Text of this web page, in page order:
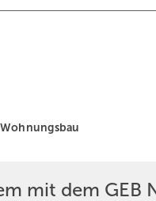
Wohnungsbau
mit dem GEB